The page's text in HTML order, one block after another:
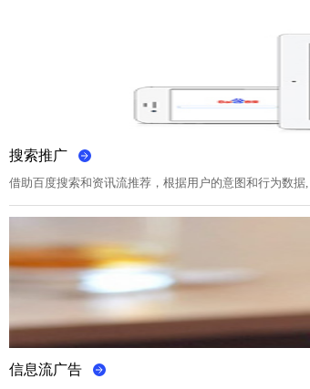
搜索推广
借助百度搜索和资讯流推荐，根据用户的意图和行为数
信息流广告